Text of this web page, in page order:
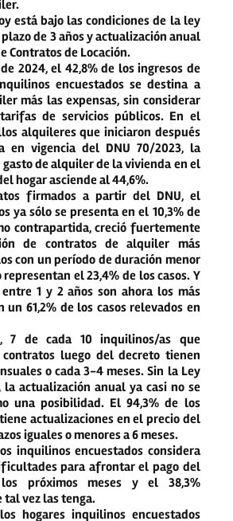
está bajo las condiciones de la ley
plazo de 3 años y actualización anual
Contratos de Locación.
2024,el 42,8% de los ingresos de
encuestados se destina a
más las expensas, sin considerar
de servicios públicos. En el
alquileres que iniciaron después
en vigencia del DNU 70/2023, la
de alquiler de la vivienda en el
hogar asciende al 44,6%.
firmados a partir del DNU, el
ya sólo se presenta en el 10,3% de
contrapartida, creció fuertemente
de contratos de alquiler más
con un período de duración menor
representan el 23,4% de los casos. Y
1 y 2 años son ahora los más
un 61,2% de los casosrelevados en
7 de cada 10 inquilinos/as que
luego del decreto tienen
o cada 3-4 meses. Sin la Ley
la actualización anual ya casi no se
una posibilidad. El 94,3% de los
actualizaciones en el precio del
iguales o menores a 6 meses.
inquilinosencuestados considera
para afrontar el pago del
próximos meses y el 38,3%
tal vez las tenga.
hogares inquilinos encuestados